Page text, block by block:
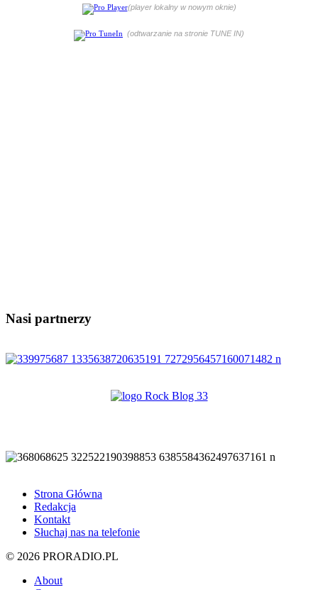
(player lokalny w nowym oknie)
(odtwarzanie na stronie TUNE IN)
Nasi partnerzy
Strona Główna
Redakcja
Kontakt
Słuchaj nas na telefonie
© 2026 PRORADIO.PL
About